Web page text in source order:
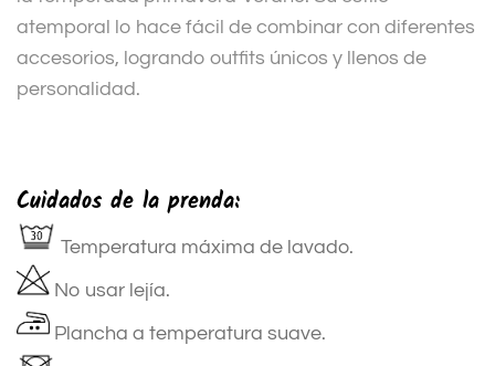
atemporal lo hace fácil de combinar con diferentes
accesorios, logrando outfits únicos y llenos de
personalidad.
Cuidados de la prenda:
Temperatura máxima de lavado.
No usar lejía.
Plancha a temperatura suave.